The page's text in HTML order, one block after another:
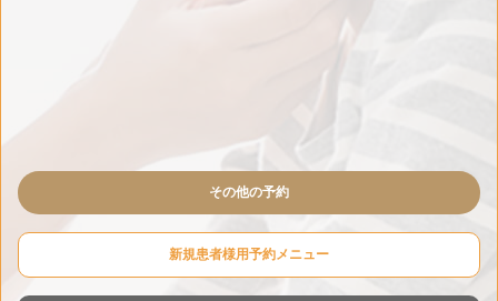
その他の予約
新規患者様用予約メニュー